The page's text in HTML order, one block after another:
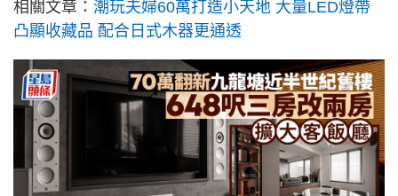
相關文章： 潮玩夫婦60萬打造小天地 大量LED燈帶
凸顯收藏品 配合日式木器更通透